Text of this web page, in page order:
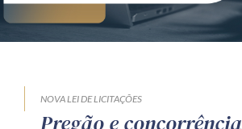
NOVA LEI DE LICITAÇÕES